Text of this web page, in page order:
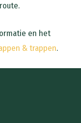
en het
& trappen.